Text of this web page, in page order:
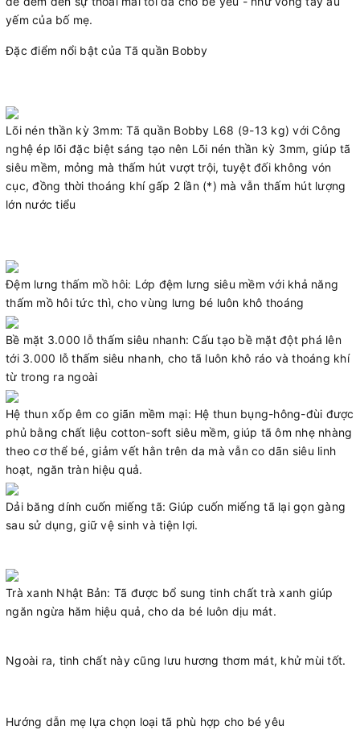
yếm của bố mẹ.
Đặc điểm nổi bật của Tã quần Bobby
Lõi nén thần kỳ 3mm: Tã quần Bobby L68 (9-13 kg) với Công
nghệ ép lõi đặc biệt sáng tạo nên Lõi nén thần kỳ 3mm, giúp tã
siêu mềm, mỏng mà thấm hút vượt trội, tuyệt đối không vón
cục, đồng thời thoáng khí gấp 2 lần (*) mà vẫn thấm hút lượng
lớn nước tiểu
Đệm lưng thấm mồ hôi: Lớp đệm lưng siêu mềm với khả năng
thấm mồ hôi tức thì, cho vùng lưng bé luôn khô thoáng
Bề mặt 3.000 lỗ thấm siêu nhanh: Cấu tạo bề mặt đột phá lên
tới 3.000 lỗ thấm siêu nhanh, cho tã luôn khô ráo và thoáng khí
từ trong ra ngoài
Hệ thun xốp êm co giãn mềm mại: Hệ thun bụng-hông-đùi được
phủ bằng chất liệu cotton-soft siêu mềm, giúp tã ôm nhẹ nhàng
theo cơ thể bé, giảm vết hằn trên da mà vẫn co dãn siêu linh
hoạt, ngăn tràn hiệu quả.
Dải băng dính cuốn miếng tã: Giúp cuốn miếng tã lại gọn gàng
sau sử dụng, giữ vệ sinh và tiện lợi.
Trà xanh Nhật Bản: Tã được bổ sung tinh chất trà xanh giúp
ngăn ngừa hăm hiệu quả, cho da bé luôn dịu mát.
Ngoài ra, tinh chất này cũng lưu hương thơm mát, khử mùi tốt.
Hướng dẫn mẹ lựa chọn loại tã phù hợp cho bé yêu